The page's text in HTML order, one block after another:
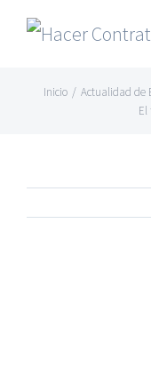
Skip
Inicio / Actualidad de
El